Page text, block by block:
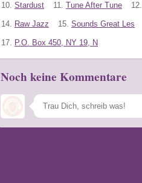
10. Stardust 11. Tune After Tune 12.
14. Raw Jazz 15. Sounds Great Les
17. P.O. Box 450, NY 19, N
Noch keine Kommentare